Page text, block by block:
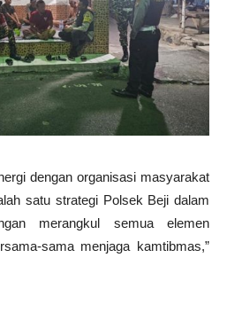
dengan organisasi masyarakat
satu strategi Polsek Beji dalam
merangkul semua elemen
sama menjaga kamtibmas,”